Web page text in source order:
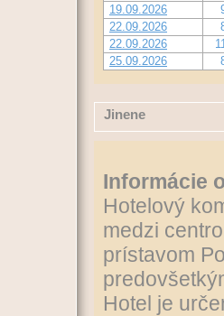
19.09.2026
22.09.2026
22.09.2026
25.09.2026
Jinene
Informácie
Hotelový
medzi
prístavom
Hotel je